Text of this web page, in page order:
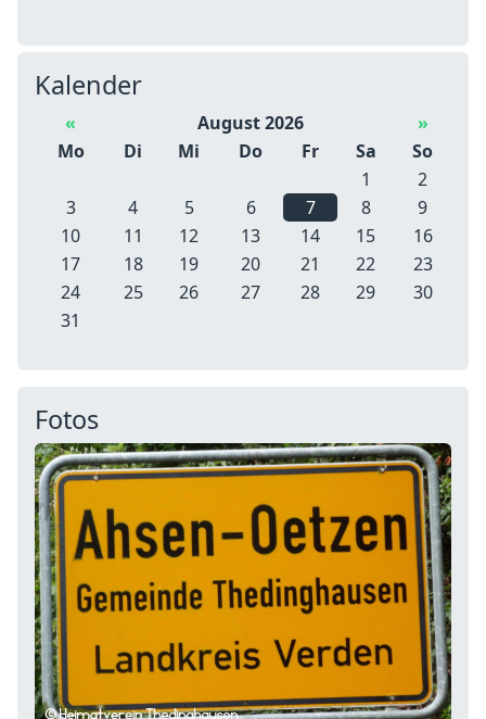
Kalender
« August 2026
»
Mo
Di Mi Do Fr Sa
So
1
2
3
4 5 6 7 8
9
10
11 12 13 14 15
16
17
18 19 20 21 22
23
24
25 26 27 28 29
30
31
Fotos